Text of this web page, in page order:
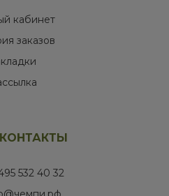
кабинет
заказов
532 40 32